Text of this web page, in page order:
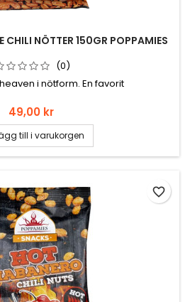
CHILI NÖTTER 150GR POPPAMIES
(0)
i nötform. En favorit
Pris
49,00 kr
till i varukorgen
favorite_border